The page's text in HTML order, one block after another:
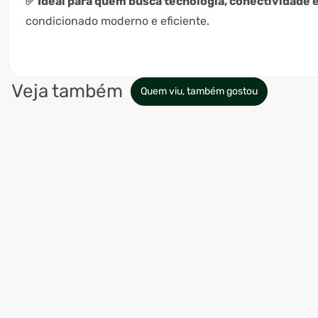
condicionado moderno e eficiente.
Veja também Quem viu, também gostou